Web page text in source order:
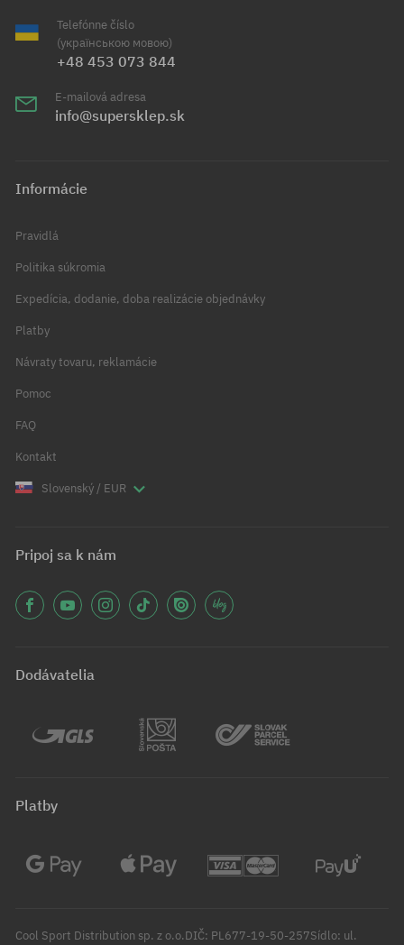
Telefónne číslo
(українською мовою)
+48 453 073 844
E-mailová adresa
info@supersklep.sk
Informácie
Pravidlá
Politika súkromia
Expedícia, dodanie, doba realizácie objednávky
Platby
Návraty tovaru, reklamácie
Pomoc
FAQ
Kontakt
Slovenský / EUR
Pripoj sa k nám
Dodávatelia
Platby
Cool Sport Distribution sp. z o.o.DIČ: PL677-19-50-257Sídlo: ul.